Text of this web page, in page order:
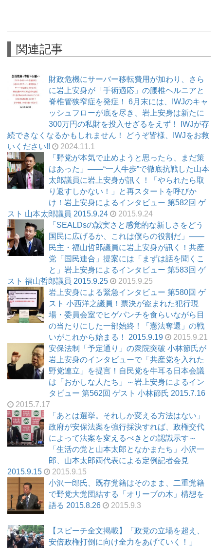
関連記事
財政危機にサーバー移転費用が加わり、さら
に岩上安身が「手術適応」の腰椎ヘルニアと
脊椎管狭窄症を発症！ 6月末には、IWJのキャ
ッシュフローが底を尽き、岩上安身は新たに
300万円の私財を投入せざるをえず！ IWJが存
続できなくなるかもしれません！ どうぞ皆様、IWJをお救
いください!!
2024.11.1
「野党が本気で止めようと思ったら、まだ策
はあった」――“一人牛歩”で徹底抗戦した山本
太郎議員に岩上安身が訊く！「やられたら取
り返すしかない！」と再スタートを呼びか
け！岩上安身によるインタビュー 第582回 ゲ
スト 山本太郎議員 2015.9.24
2015.9.24
「SEALDsの誠実さと感覚的な新しさをどう
国民に広げるか、これは僕らの役割だ」――
民主・福山哲郎議員に岩上安身が訊く！共産
党「国民連合」提案には「まずは話を聞くこ
と」岩上安身によるインタビュー 第583回 ゲ
スト 福山哲郎議員 2015.9.25
2015.9.25
岩上安身による緊急インタビュー 第580回 ゲ
スト 小西洋之議員！票決が盗まれた犯行現
場・委員会室でヒゲパンチを食らいながら目
の当たりにした一部始終！「憲法奪還」の戦
いがこれから始まる！ 2015.9.19
2015.9.21
安保法制「予定通り」の衆院突破 小林節氏が
岩上安身のインタビューで「共産党を入れた
野党連立」を提言！自民党を牛耳る日本会議
は「おかしな人たち」～岩上安身によるイン
タビュー 第562回 ゲスト 小林節氏 2015.7.16
2015.7.17
「あとは選挙。それしか変える方法はない」
政府が安保法案を強行採決すれば、政権交代
によって法案を変えるべきとの認識示す～
「生活の党と山本太郎となかまたち」小沢一
郎、山本太郎両代表による定例記者会見
2015.9.15
2015.9.15
小沢一郎氏、既存党籍はそのまま、二重党籍
で野党大党団結する「オリーブの木」構想を
語る 2015.8.26
2015.9.3
【スピーチ全文掲載】「政党の立場を超え、
安倍政権打倒に向け全力をあげていく！」